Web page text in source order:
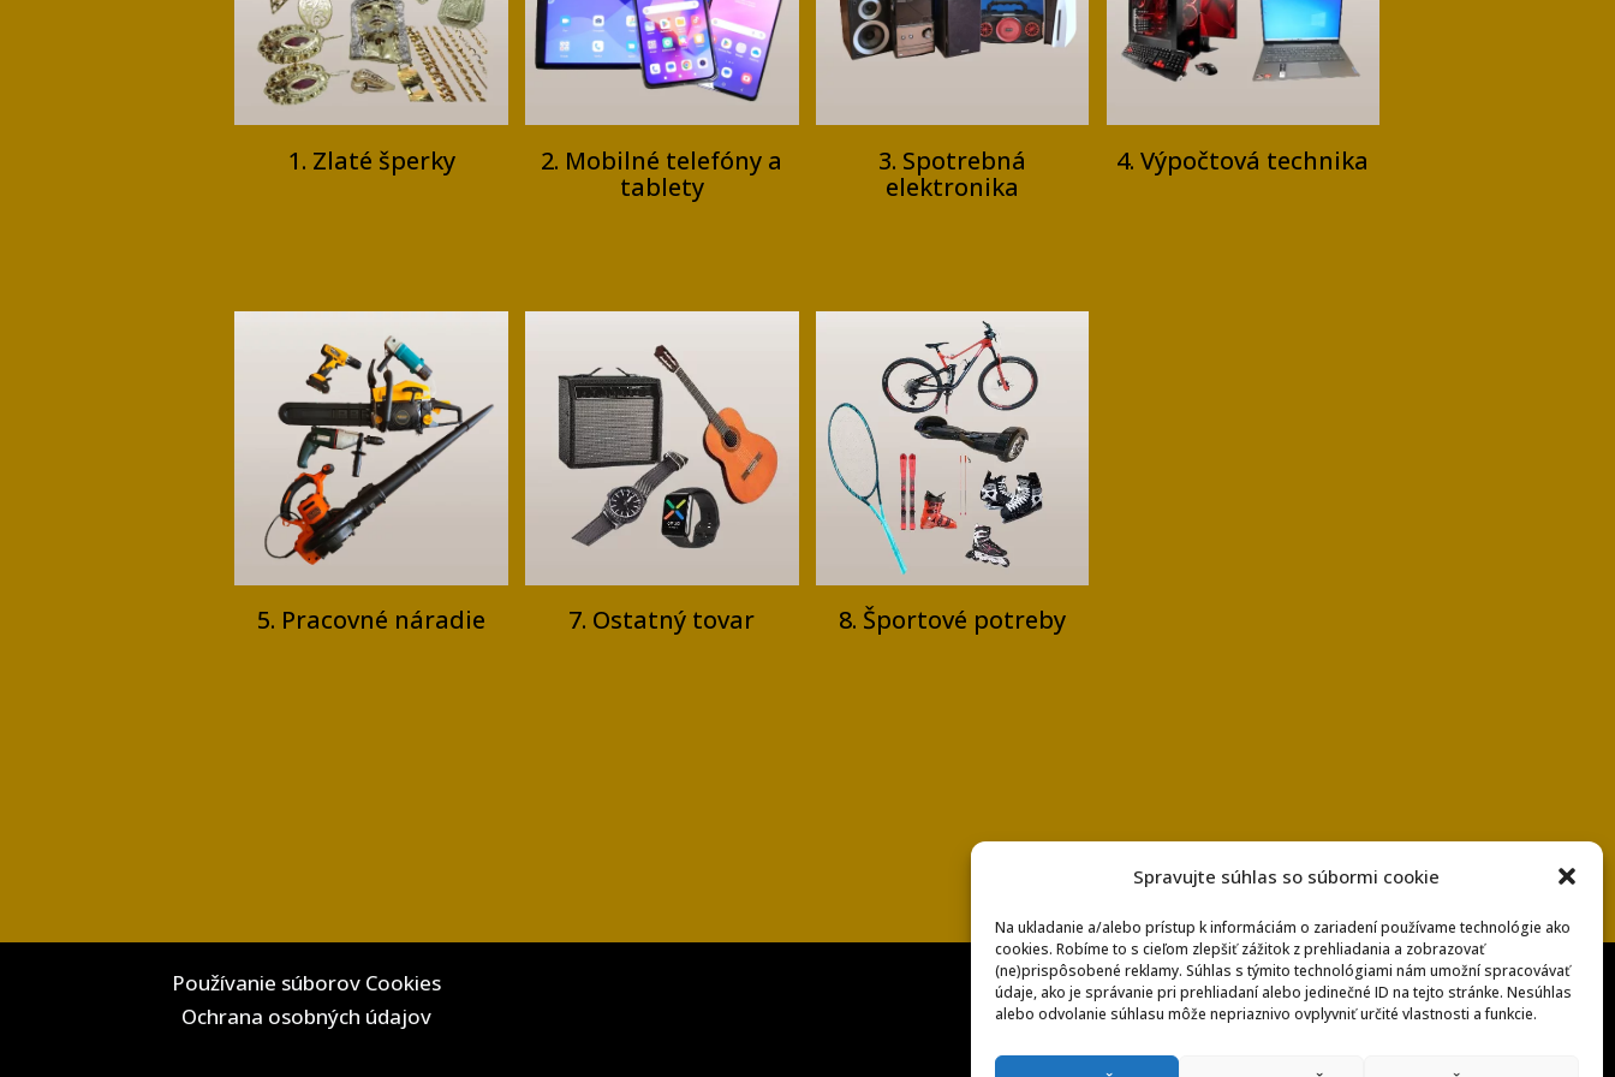
Spravujte súhlas so súbormi cookie
Na ukladanie a/alebo prístup k informáciám o zariadení používame technológie ako
cookies. Robíme to s cieľom zlepšiť zážitok z prehliadania a zobrazovať
(ne)prispôsobené reklamy. Súhlas s týmito technológiami nám umožní spracovávať
údaje, ako je správanie pri prehliadaní alebo jedinečné ID na tejto stránke. Nesúhlas
alebo odvolanie súhlasu môže nepriaznivo ovplyvniť určité vlastnosti a funkcie.
1. Zlaté šperky
2. Mobilné telefóny a
tablety
3. Spotrebná
elektronika
4. Výpočtová technika
5. Pracovné náradie 7. Ostatný tovar 8. Športové potreby
Používanie súborov Cookies
Ochrana osobných údajov